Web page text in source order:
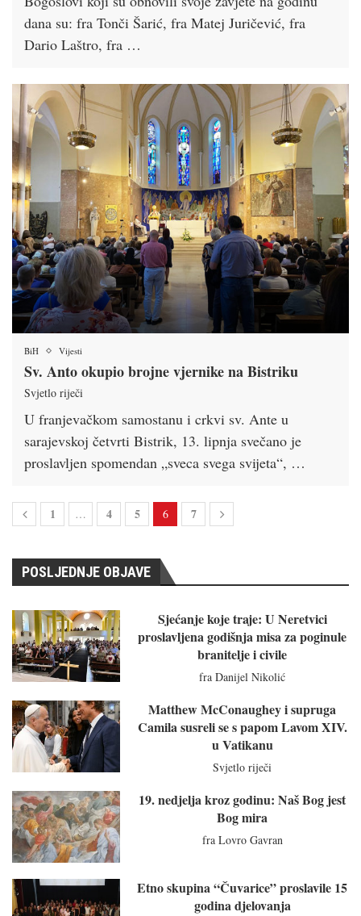
dana su: fra Tonči Šarić, fra Matej Juričević, fra
Dario Laštro, fra …
BiH Vijesti
Sv. Anto okupio brojne vjernike na Bistriku
Svjetlo riječi
U franjevačkom samostanu i crkvi sv. Ante u
sarajevskoj četvrti Bistrik, 13. lipnja svečano je
proslavljen spomendan „sveca svega svijeta“, …
1 … 4 5 6 7
POSLJEDNJE OBJAVE
Sjećanje koje traje: U Neretvici
proslavljena godišnja misa za poginule
branitelje i civile
fra Danijel Nikolić
Matthew McConaughey i supruga
Camila susreli se s papom Lavom XIV.
u Vatikanu
Svjetlo riječi
19. nedjelja kroz godinu: Naš Bog jest
Bog mira
fra Lovro Gavran
Etno skupina “Čuvarice” proslavile 15
godina djelovanja